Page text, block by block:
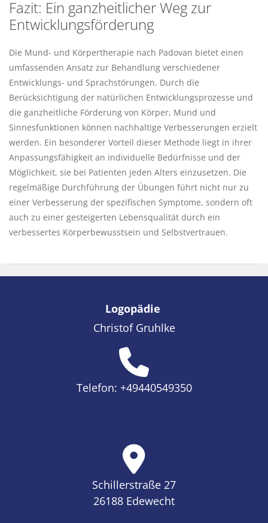
Fazit: Ein ganzheitlicher Weg zur
Entwicklungsförderung
Die Mund- und Körpertherapie nach Padovan bietet einen
umfassenden Ansatz zur Behandlung verschiedener
Entwicklungs- und Sprachstörungen. Durch die
Berücksichtigung der natürlichen Entwicklungsprozesse und
die ganzheitliche Förderung von Körper, Mund und
Sinnesfunktionen können nachhaltige Verbesserungen erzielt
werden. Ein besonderer Vorteil dieser Methode liegt in ihrer
Anpassungsfähigkeit an individuelle Bedürfnisse und der
Möglichkeit, sie bei Patienten jeden Alters einzusetzen. Die
regelmäßige Durchführung der Übungen führt nicht nur zu
einer Verbesserung der spezifischen Symptome, sondern oft
auch zu einer gesteigerten Lebensqualität durch ein
verbessertes Körperbewusstsein und Selbstvertrauen.
Logopädie
Christof Gruhlke
Telefon: +49440549350
Schillerstraße 27
26188 Edewecht